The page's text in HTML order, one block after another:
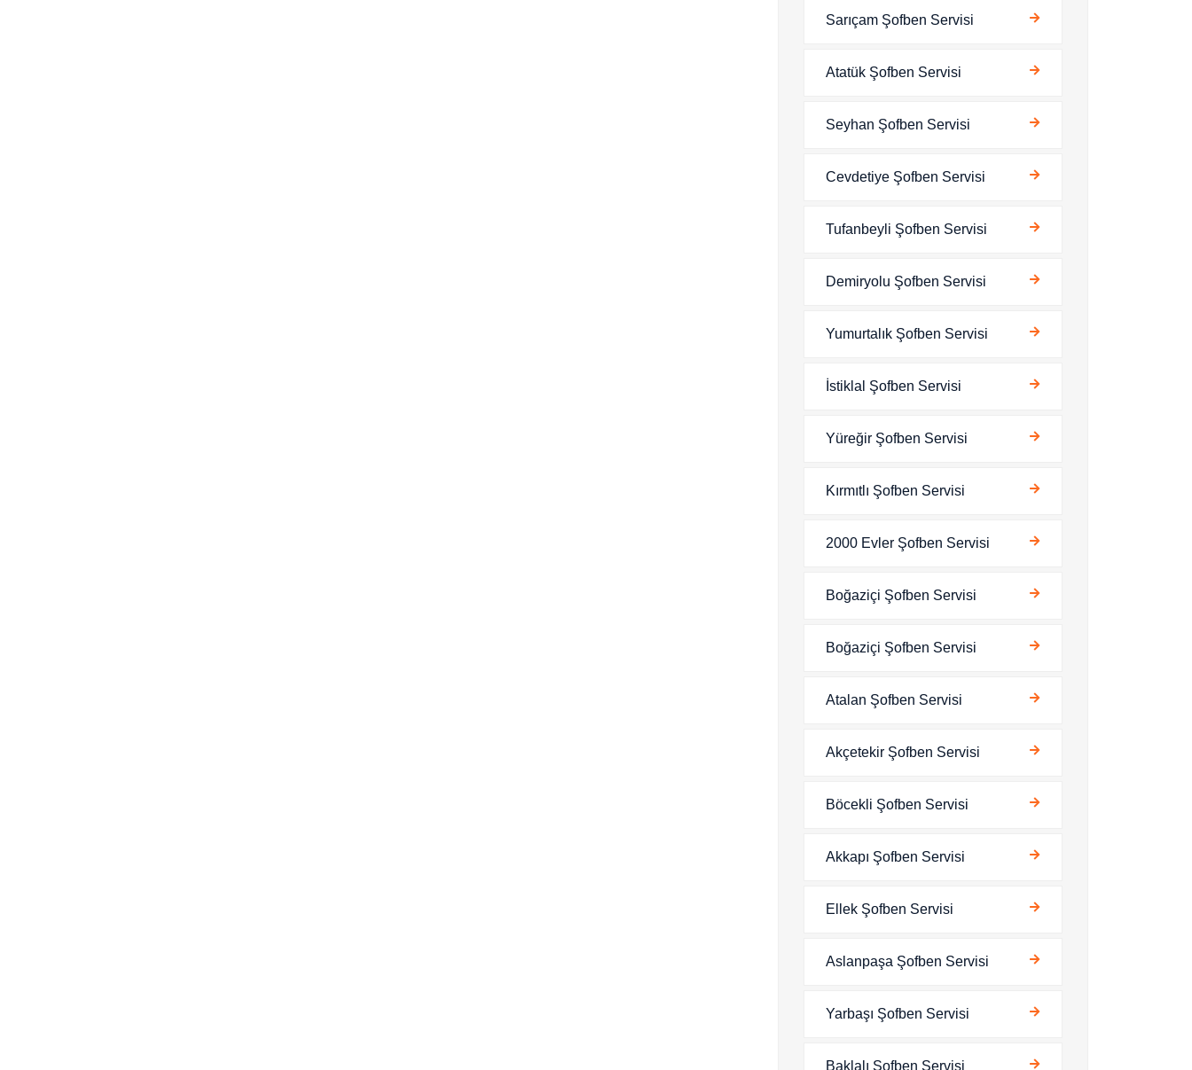
Sarıçam Şofben Servisi
Atatük Şofben Servisi
Seyhan Şofben Servisi
Cevdetiye Şofben Servisi
Tufanbeyli Şofben Servisi
Demiryolu Şofben Servisi
Yumurtalık Şofben Servisi
İstiklal Şofben Servisi
Yüreğir Şofben Servisi
Kırmıtlı Şofben Servisi
2000 Evler Şofben Servisi
Boğaziçi Şofben Servisi
Boğaziçi Şofben Servisi
Atalan Şofben Servisi
Akçetekir Şofben Servisi
Böcekli Şofben Servisi
Akkapı Şofben Servisi
Ellek Şofben Servisi
Aslanpaşa Şofben Servisi
Yarbaşı Şofben Servisi
Baklalı Şofben Servisi